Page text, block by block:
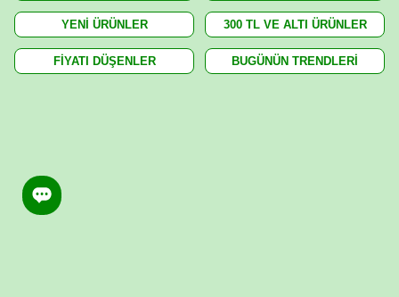
YENİ ÜRÜNLER 300 TL VE ALTI ÜRÜNLER
FİYATI DÜŞENLER BUGÜNÜN TRENDLERİ